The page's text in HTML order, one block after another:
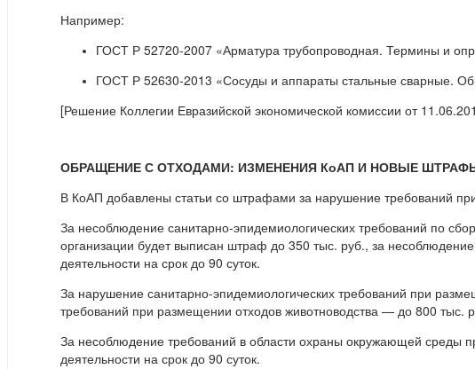
Например:
ГОСТ Р 52720-2007 «Арматура трубопроводная. Термины и
ГОСТ Р 52630-2013 «Сосуды и аппараты стальные сварные.
[Решение Коллегии Евразийской экономической комиссии от
ОБРАЩЕНИЕ С ОТХОДАМИ: ИЗМЕНЕНИЯ КоАП И НОВЫЕ
В КоАП добавлены статьи со штрафами за нарушение требований
За несоблюдение санитарно-эпидемиологических требований по
организации будет выписан штраф до 350 тыс. руб., за
деятельности на срок до 90 суток.
За нарушение санитарно-эпидемиологических требований при
требований при размещении отходов животноводства — до 800 тыс.
За несоблюдение требований в области охраны окружающей среды
деятельности на срок до 90 суток.